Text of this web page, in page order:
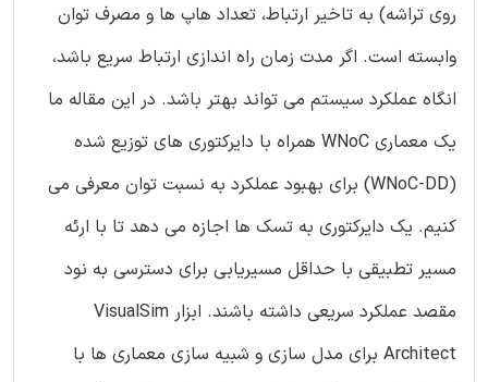
روی تراشه) به تاخیر ارتباط، تعداد هاپ ها و مصرف توان
وابسته است. اگر مدت زمان راه اندازی ارتباط سریع باشد،
انگاه عملکرد سیستم می تواند بهتر باشد. در این مقاله ما
یک معماری WNoC همراه با دایرکتوری های توزیع شده
(WNoC-DD) برای بهبود عملکرد به نسبت توان معرفی می
کنیم. یک دایرکتوری به تسک ها اجازه می دهد تا با ارئه
مسیر تطبیقی با حداقل مسیریابی برای دسترسی به نود
مقصد عملکرد سریعی داشته باشند. ابزار VisualSim
Architect برای مدل سازی و شبیه سازی معماری ها با